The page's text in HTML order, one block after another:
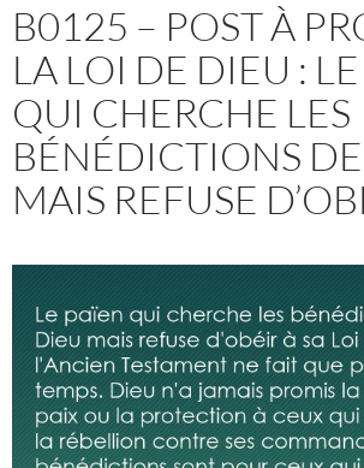
B0125 – POST À
LA LOI DE DIEU :
QUI CHERCHE LES
BÉNÉDICTIONS
MAIS REFUSE